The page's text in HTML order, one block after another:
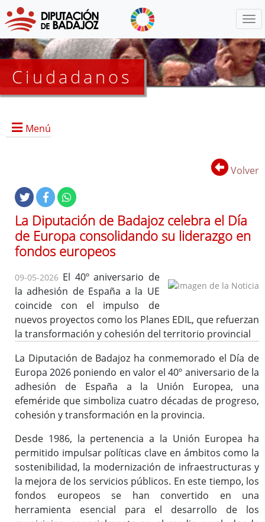
Ciudadanos
Menú
Proyectos Activos
Proyectos Finalizados
EDUSI
Instrucción para la tramitación de expedientes financiados
con fondos europeos
Medidas Antifraude
Jornadas
Áreas Urbanas Funcionales
Documentos
Volver
La Diputación de Badajoz celebra el Día
de Europa consolidando su liderazgo en
fondos europeos
09-05-2026 El 40º aniversario de
la adhesión de España a la UE
coincide con el impulso de
nuevos proyectos como los Planes EDIL, que refuerzan
la transformación y cohesión del territorio provincial
La Diputación de Badajoz ha conmemorado el Día de
Europa 2026 poniendo en valor el 40º aniversario de la
adhesión de España a la Unión Europea, una
efeméride que simboliza cuatro décadas de progreso,
cohesión y transformación en la provincia.
Desde 1986, la pertenencia a la Unión Europea ha
permitido impulsar políticas clave en ámbitos como la
sostenibilidad, la modernización de infraestructuras y
la mejora de los servicios públicos. En este tiempo, los
fondos europeos se han convertido en una
herramienta esencial para el desarrollo de los